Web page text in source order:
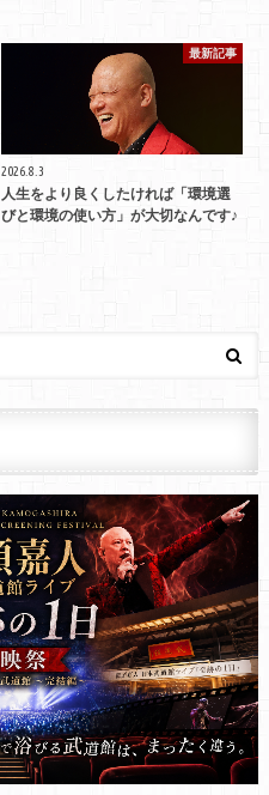
最新記事
2026.8.3
人生をより良くしたければ「環境選
びと環境の使い方」が大切なんです♪